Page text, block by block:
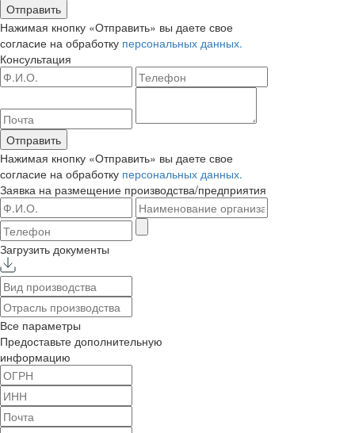
Отправить
Нажимая кнопку «Отправить» вы даете свое
согласие на обработку персональных данных.
Консультация
Отправить
Нажимая кнопку «Отправить» вы даете свое
согласие на обработку персональных данных.
Заявка на размещение производства/предприятия
Загрузить документы
Все параметры
Предоставьте дополнительную
информацию